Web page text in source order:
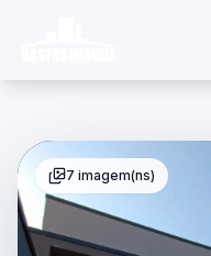
7 imagem(ns)